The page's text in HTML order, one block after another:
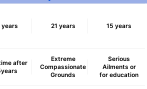
years 21 years 15 years
after
Extreme
Compassionate
Grounds
Serious
Ailments or
for education